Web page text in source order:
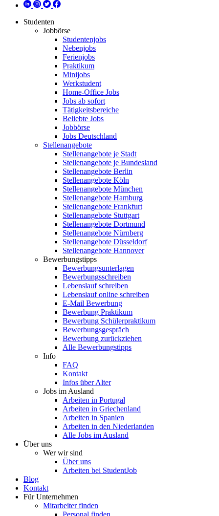
Studenten
Jobbörse
Studentenjobs
Nebenjobs
Ferienjobs
Praktikum
Minijobs
Werkstudent
Home-Office Jobs
Jobs ab sofort
Tätigkeitsbereiche
Beliebte Jobs
Jobbörse
Jobs Deutschland
Stellenangebote
Stellenangebote je Stadt
Stellenangebote je Bundesland
Stellenangebote Berlin
Stellenangebote Köln
Stellenangebote München
Stellenangebote Hamburg
Stellenangebote Frankfurt
Stellenangebote Stuttgart
Stellenangebote Dortmund
Stellenangebote Nürnberg
Stellenangebote Düsseldorf
Stellenangebote Hannover
Bewerbungstipps
Bewerbungsunterlagen
Bewerbungsschreiben
Lebenslauf schreiben
Lebenslauf online schreiben
E-Mail Bewerbung
Bewerbung Praktikum
Bewerbung Schülerpraktikum
Bewerbungsgespräch
Bewerbung zurückziehen
Alle Bewerbungstipps
Info
FAQ
Kontakt
Infos über Alter
Jobs im Ausland
Arbeiten in Portugal
Arbeiten in Griechenland
Arbeiten in Spanien
Arbeiten in den Niederlanden
Alle Jobs im Ausland
Über uns
Wer wir sind
Über uns
Arbeiten bei StudentJob
Blog
Kontakt
Für Unternehmen
Mitarbeiter finden
Personal finden